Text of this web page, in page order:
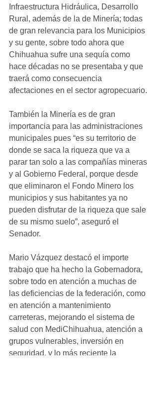
Infraestructura Hidráulica, Desarrollo
Rural, además de la de Minería; todas
de gran relevancia para los Municipios
y su gente, sobre todo ahora que
Chihuahua sufre una sequía como
hace décadas no se presentaba y que
traerá como consecuencia
afectaciones en el sector agropecuario.
También la Minería es de gran
importancia para las administraciones
municipales pues “es su territorio de
donde se saca la riqueza que va a
parar tan solo a las compañías mineras
y al Gobierno Federal, porque desde
que eliminaron el Fondo Minero los
municipios y sus habitantes ya no
pueden disfrutar de la riqueza que sale
de su mismo suelo”, aseguró el
Senador.
Mario Vázquez destacó el importe
trabajo que ha hecho la Gobernadora,
sobre todo en atención a muchas de
las deficiencias de la federación, como
en atención a mantenimiento
carreteras, mejorando el sistema de
salud con MediChihuahua, atención a
grupos vulnerables, inversión en
seguridad, y lo más reciente la